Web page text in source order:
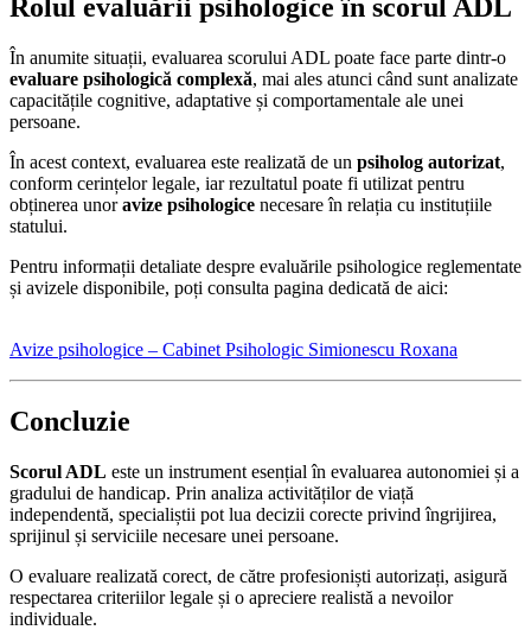
Rolul evaluării psihologice în scorul ADL
În anumite situații, evaluarea scorului ADL poate face parte dintr-o
evaluare psihologică complexă, mai ales atunci când sunt analizate
capacitățile cognitive, adaptative și comportamentale ale unei
persoane.
În acest context, evaluarea este realizată de un psiholog autorizat,
conform cerințelor legale, iar rezultatul poate fi utilizat pentru
obținerea unoravize psihologice necesare în relația cu instituțiile
statului.
Pentru informații detaliate despre evaluările psihologice reglementate
și avizele disponibile, poți consulta pagina dedicată de aici:
Avize psihologice – Cabinet Psihologic Simionescu Roxana
Concluzie
Scorul ADL este un instrument esențial în evaluarea autonomiei și a
gradului de handicap. Prin analiza activităților de viață
independentă, specialiștii pot lua decizii corecte privind îngrijirea,
sprijinul și serviciile necesare unei persoane.
O evaluare realizată corect, de către profesioniști autorizați, asigură
respectarea criteriilor legale și o apreciere realistă a nevoilor
individuale.